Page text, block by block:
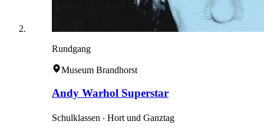
Rundgang
Museum Brandhorst
Andy Warhol Superstar
Schulklassen ‧ Hort und Ganztag